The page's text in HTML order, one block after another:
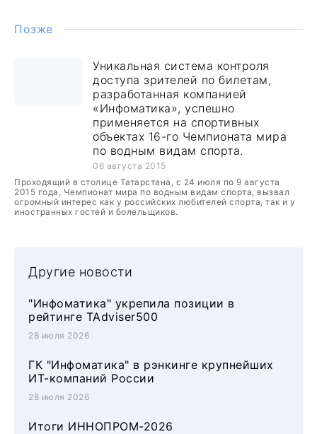
Позже
Уникальная система контроля
доступа зрителей по билетам,
разработанная компанией
«Инфоматика», успешно
применяется на спортивных
объектах 16-го Чемпионата мира
по водным видам спорта.
06 августа 2015
Проходящий в столице Татарстана, с 24 июля по 9 августа
2015 года, Чемпионат мира по водным видам спорта, вызвал
огромный интерес как у российских любителей спорта, так и у
иностранных гостей и болельщиков.
Другие новости
"Инфоматика" укрепила позиции в
рейтинге TAdviser500
28 июля 2026
ГК "Инфоматика" в рэнкинге крупнейших
ИТ-компаний России
28 июля 2026
Итоги ИННОПРОМ-2026